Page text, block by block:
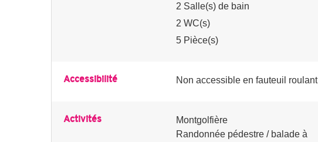
2 Salle(s) de bain
2 WC(s)
5 Pièce(s)
Accessibilité Non accessible en fauteuil roulant
Activités
Montgolfière
Randonnée pédestre / balade à